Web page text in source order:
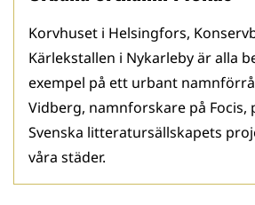
Korvhuset i Helsingfors,
Kärlekstallen i Nykarleby är alla
exempel på ett urbant
Vidberg, namnforskare på Focis,
Svenska litteratursällskapets
våra städer.